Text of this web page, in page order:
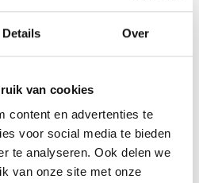
Details Over
van cookies
content en advertenties te
voor social media te bieden
te analyseren. Ook delen we
van onze site met onze
Secretaris
tijdelijke functie